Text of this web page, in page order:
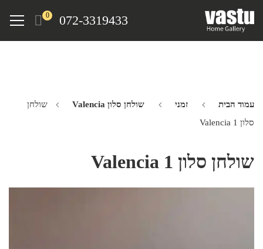
072-3319433
0
Menu
עמוד הבית זמני שולחן סלון Valencia
שולחן
סלון Valencia 1
שולחן סלון Valencia 1